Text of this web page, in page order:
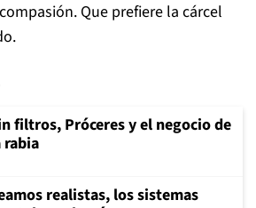
Que prefiere la cárcel
filtros, Próceres y el negocio de
rabia
realistas, los sistemas